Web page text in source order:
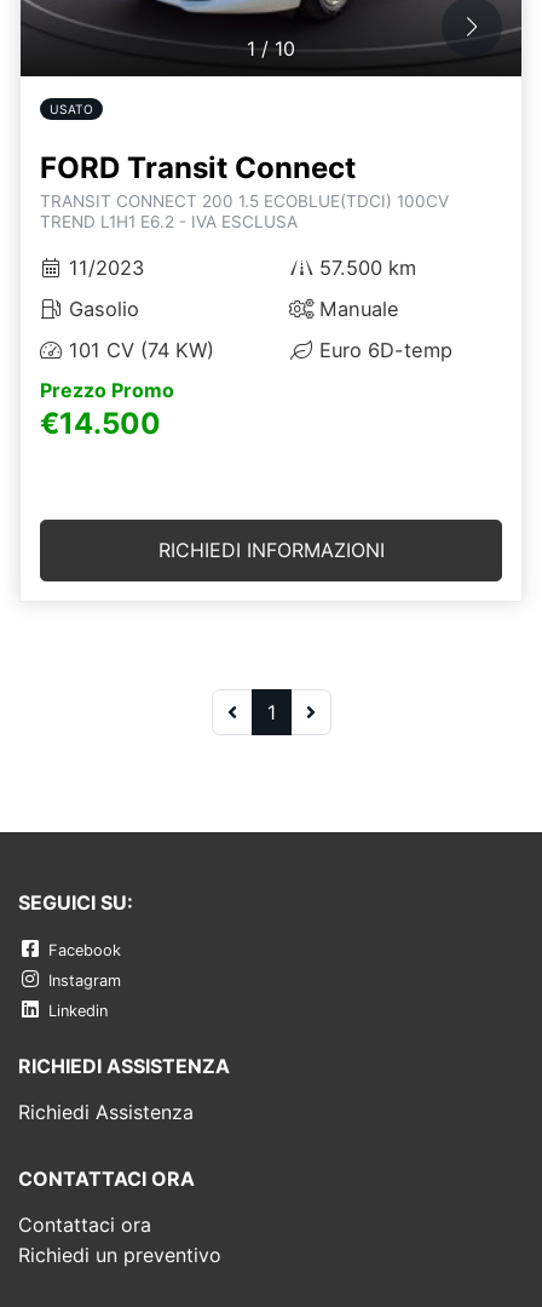
1/10
USATO
FORD Transit Connect
TRANSIT CONNECT 200 1.5 ECOBLUE(TDCI) 100CV
TREND L1H1 E6.2 - IVA ESCLUSA
11/2023
57.500 km
Gasolio
Manuale
101 CV (74 KW)
Euro 6D-temp
Prezzo Promo
€14.500
RICHIEDI INFORMAZIONI
1
SEGUICI SU:
Facebook
Instagram
Linkedin
RICHIEDI ASSISTENZA
Richiedi Assistenza
CONTATTACI ORA
Contattaci ora
Richiedi un preventivo